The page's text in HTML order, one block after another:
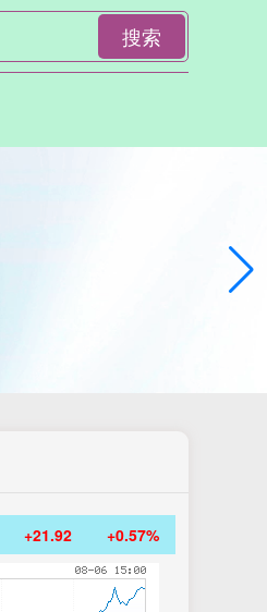
搜索
+21.92 +0.57%